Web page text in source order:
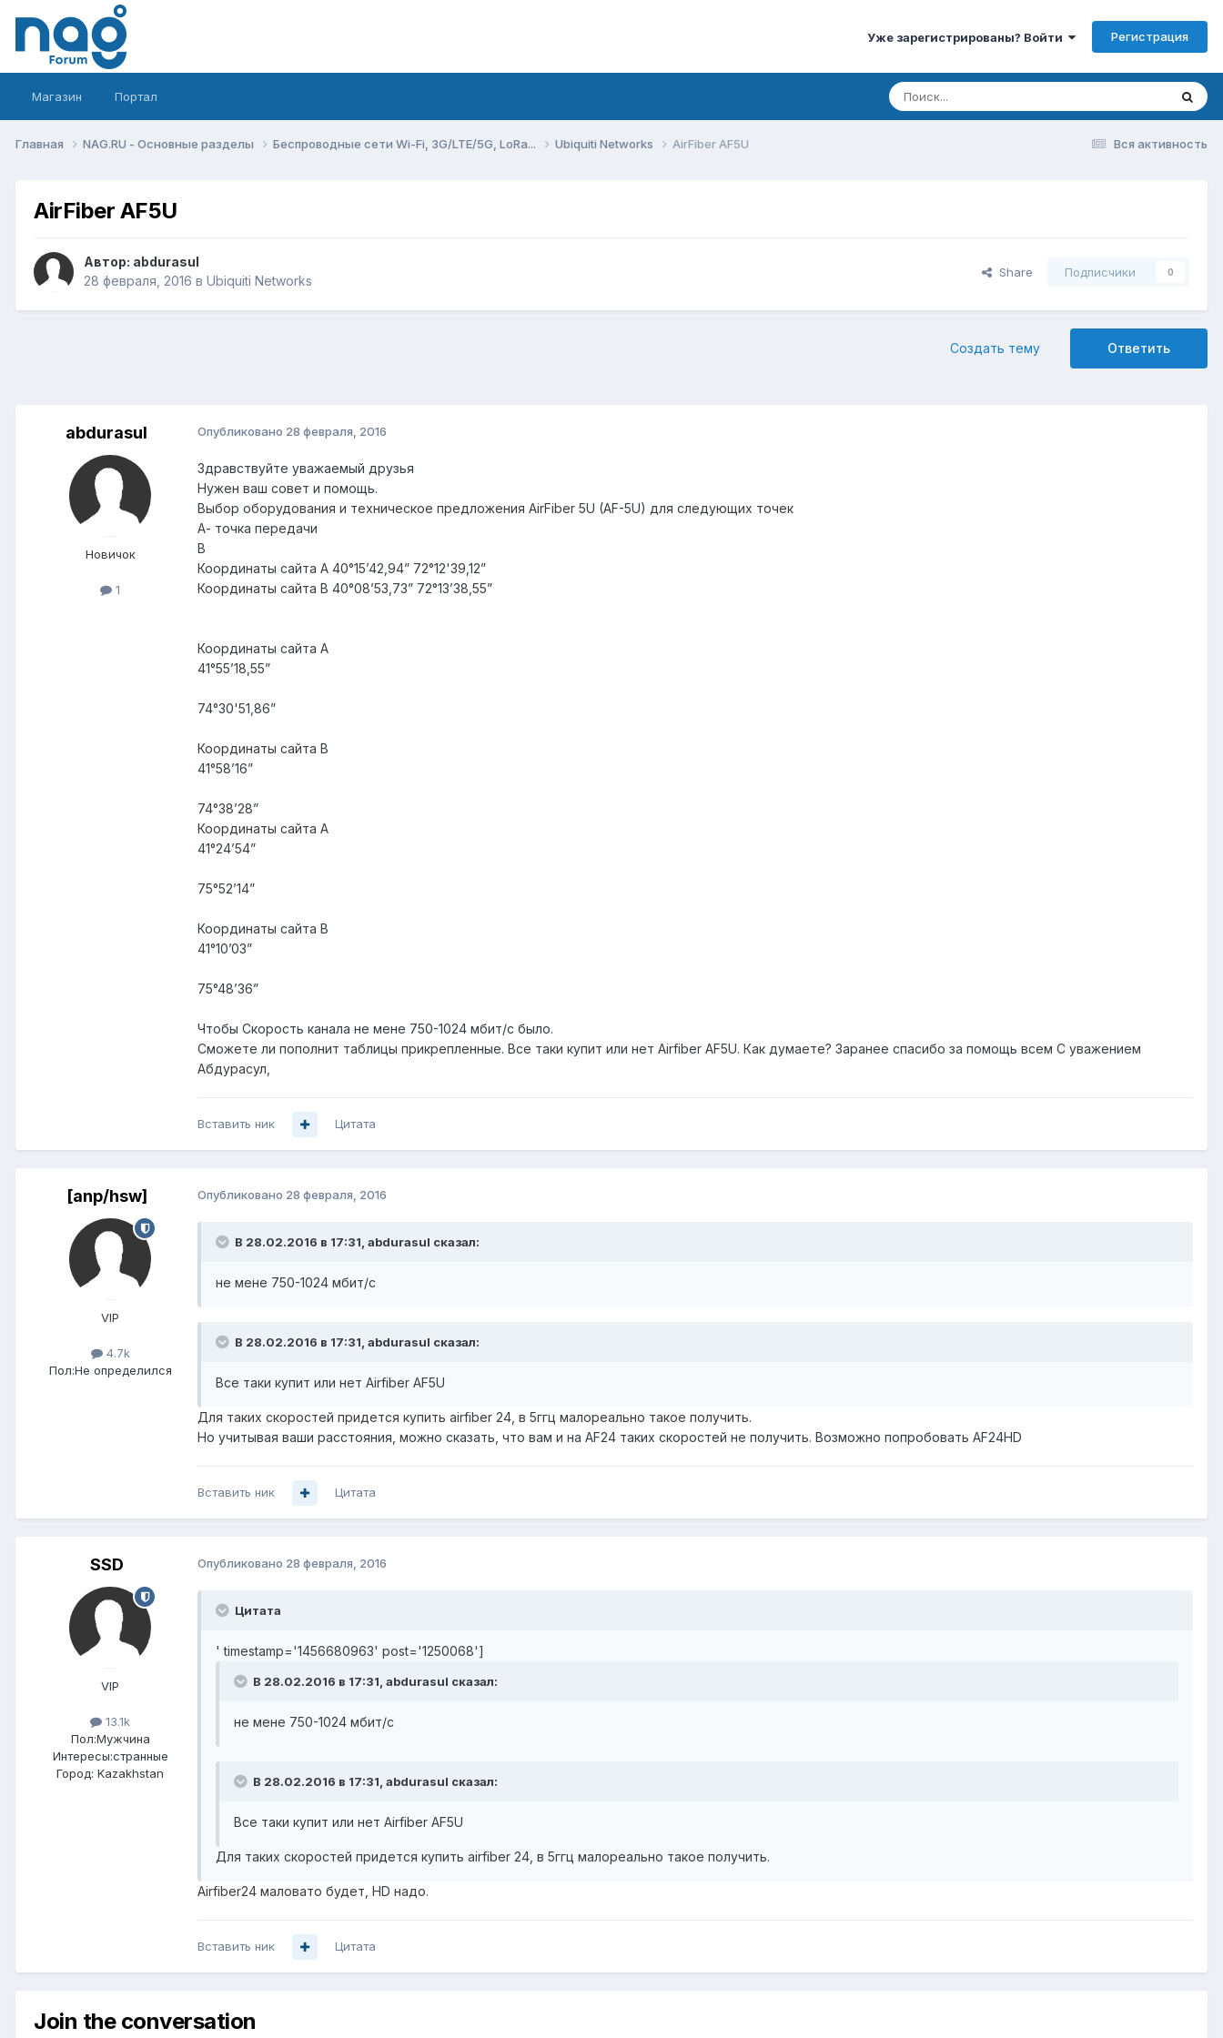
Уже зарегистрированы? Войти Регистрация
Магазин Портал
Вся активность
Главная NAG.RU - Основные разделы Беспроводные сети Wi-Fi, 3G/LTE/5G, LoRa... Ubiquiti Networks AirFiber AF5U
AirFiber AF5U
Автор: abdurasul
28 февраля, 2016 в Ubiquiti Networks
Share Подписчики 0
Ответить
Создать тему
abdurasul
Новичок
1
Опубликовано 28 февраля, 2016
Здравствуйте уважаемый друзья
Нужен ваш совет и помощь.
Выбор оборудования и техническое предложения AirFiber 5U (AF-5U) для следующих точек
А- точка передачи
В
Координаты сайта A 40°15’42,94” 72°12'39,12”
Координаты сайта B 40°08’53,73” 72°13’38,55”
Координаты сайта A
41°55’18,55”
74°30'51,86”
Координаты сайта B
41°58’16”
74°38’28”
Координаты сайта A
41°24’54”
75°52’14”
Координаты сайта B
41°10’03”
75°48’36”
Чтобы Скорость канала не мене 750-1024 мбит/с было.
Сможете ли пополнит таблицы прикрепленные. Все таки купит или нет Airfiber AF5U. Как думаете? Заранее спасибо за помощь всем С уважением
Абдурасул,
Вставить ник Цитата
[anp/hsw]
VIP
4.7k
Пол:Не определился
Опубликовано 28 февраля, 2016
В 28.02.2016 в 17:31, abdurasul сказал:
не мене 750-1024 мбит/с
В 28.02.2016 в 17:31, abdurasul сказал:
Все таки купит или нет Airfiber AF5U
Для таких скоростей придется купить airfiber 24, в 5ггц малореально такое получить.
Но учитывая ваши расстояния, можно сказать, что вам и на AF24 таких скоростей не получить. Возможно попробовать AF24HD
Вставить ник Цитата
SSD
VIP
13.1k
Пол:Мужчина
Интересы:странные
Город: Kazakhstan
Опубликовано 28 февраля, 2016
Цитата
' timestamp='1456680963' post='1250068']
В 28.02.2016 в 17:31, abdurasul сказал:
не мене 750-1024 мбит/с
В 28.02.2016 в 17:31, abdurasul сказал:
Все таки купит или нет Airfiber AF5U
Для таких скоростей придется купить airfiber 24, в 5ггц малореально такое получить.
Airfiber24 маловато будет, HD надо.
Вставить ник Цитата
Join the conversation